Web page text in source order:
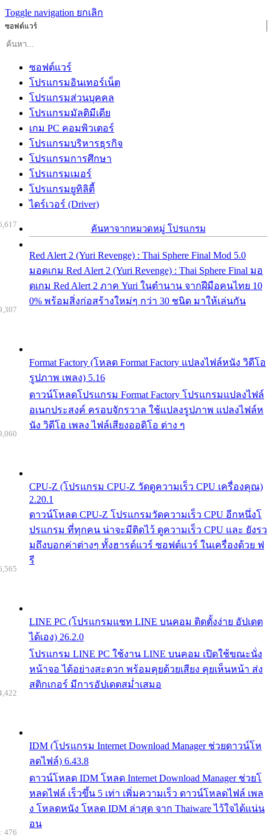
Toggle navigation ยกเลิก
ซอฟต์แวร์
ซอฟต์แวร์
โปรแกรมอินเทอร์เน็ต
โปรแกรมส่วนบุคคล
โปรแกรมมัลติมีเดีย
เกม PC คอมพิวเตอร์
โปรแกรมบริหารธุรกิจ
โปรแกรมการศึกษา
โปรแกรมเมอร์
โปรแกรมยูทิลิตี้
ไดร์เวอร์ (Driver)
ค้นหาจากหมวดหมู่ โปรแกรม
Red Alert 2 (Yuri Revenge) : Thai Sphere Final Mod 5.0
มอดเกม Red Alert 2 (Yuri Revenge) : Thai Sphere Final มอ
ดเกม Red Alert 2 ภาค Yuri ในตำนาน จากฝีมือคนไทย 10
0% พร้อมสิ่งก่อสร้างใหม่ๆ กว่า 30 ชนิด มาให้เล่นกัน
Format Factory (โหลด Format Factory แปลงไฟล์หนัง วิดีโอ
รูปภาพ เพลง) 5.16
ดาวน์โหลดโปรแกรม Format Factory โปรแกรมแปลงไฟล์
อเนกประสงค์ ครอบจักรวาล ใช้แปลงรูปภาพ แปลงไฟล์ห
นัง วิดีโอ เพลง ไฟล์เสียงออดิโอ ต่าง ๆ
CPU-Z (โปรแกรม CPU-Z วัดดูความเร็ว CPU เครื่องคุณ)
2.20.1
ดาวน์โหลด CPU-Z โปรแกรมวัดความเร็ว CPU อีกหนึ่งโ
ปรแกรม ที่ทุกคน น่าจะมีติดไว้ ดูความเร็ว CPU และ ยังรว
มถึงบอกค่าต่างๆ ทั้งฮารด์แวร์ ซอฟต์แวร์ ในเครื่องด้วย ฟ
รี
LINE PC (โปรแกรมแชท LINE บนคอม ติดตั้งง่าย อัปเดต
ได้เอง) 26.2.0
โปรแกรม LINE PC ใช้งาน LINE บนคอม เปิดใช้ขณะนั่ง
หน้าจอ ได้อย่างสะดวก พร้อมคุยด้วยเสียง คุยเห็นหน้า ส่ง
สติกเกอร์ มีการอัปเดตสม่ำเสมอ
IDM (โปรแกรม Internet Download Manager ช่วยดาวน์โห
ลดไฟล์) 6.43.8
ดาวน์โหลด IDM โหลด Internet Download Manager ช่วยโ
หลดไฟล์ เร็วขึ้น 5 เท่า เพิ่มความเร็ว ดาวน์โหลดไฟล์ เพล
ง โหลดหนัง โหลด IDM ล่าสุด จาก Thaiware ไว้ใจได้แน่น
อน
476